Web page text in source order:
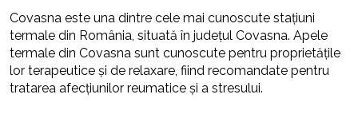
Covasna este una dintre cele mai cunoscute stațiuni
termale din România, situată în județul Covasna. Apele
termale din Covasna sunt cunoscute pentru proprietățile
lor terapeutice și de relaxare, fiind recomandate pentru
tratarea afecțiunilor reumatice și a stresului.